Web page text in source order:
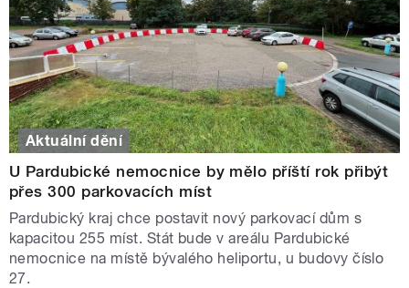
Aktuální dění
U Pardubické nemocnice by mělo příští rok přibýt
přes 300 parkovacích míst
Pardubický kraj chce postavit nový parkovací dům s
kapacitou 255 míst. Stát bude v areálu Pardubické
nemocnice na místě bývalého heliportu, u budovy číslo
27.